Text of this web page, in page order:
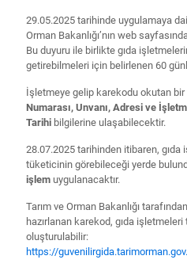
29.05.2025 tarihinde uygulamaya
Orman Bakanlığı’nın web
Bu duyuru ile birlikte gıda
getirebilmeleri için belirlenen 60
İşletmeye gelip karekodu okutan
Numarası, Unvanı, Adresi ve
Tarihi bilgilerine ulaşabilecektir.
28.07.2025 tarihinden itibaren,
tüketicinin görebileceği yerde
işlem uygulanacaktır.
Tarım ve Orman Bakanlığı
hazırlanan karekod, gıda
oluşturulabilir:
https://guvenilirgida.